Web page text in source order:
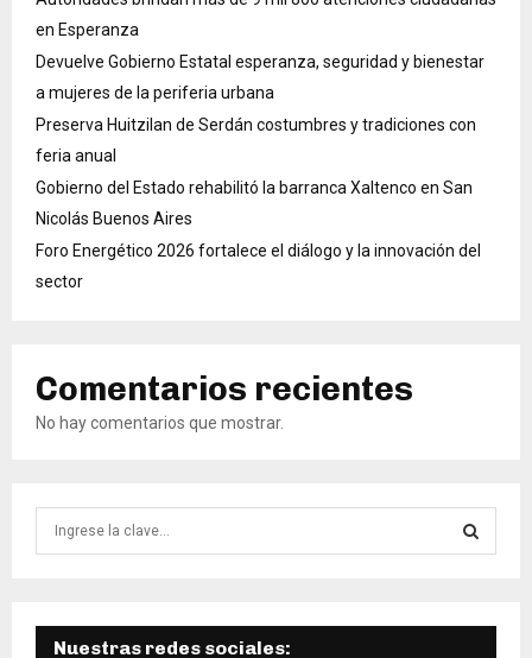
en Esperanza
Devuelve Gobierno Estatal esperanza, seguridad y bienestar
a mujeres de la periferia urbana
Preserva Huitzilan de Serdán costumbres y tradiciones con
feria anual
Gobierno del Estado rehabilitó la barranca Xaltenco en San
Nicolás Buenos Aires
Foro Energético 2026 fortalece el diálogo y la innovación del
sector
Comentarios recientes
No hay comentarios que mostrar.
Ú
Nuestras redes sociales: